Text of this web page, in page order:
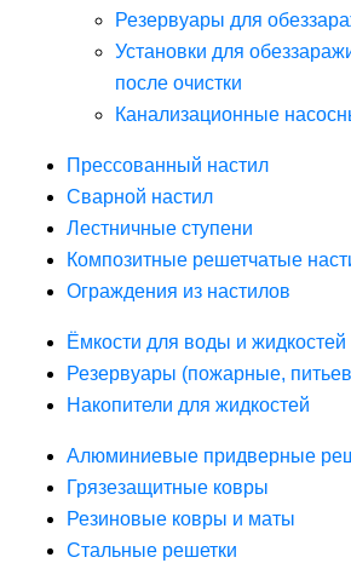
Резервуары для
Установки для
после очистки
Канализационные
Прессованный настил
Сварной настил
Лестничные ступени
Композитные решетчатые
Ограждения из настилов
Ёмкости для воды и жидкостей
Резервуары (пожарные,
Накопители для жидкостей
Алюминиевые придверные
Грязезащитные ковры
Резиновые ковры и маты
Стальные решетки